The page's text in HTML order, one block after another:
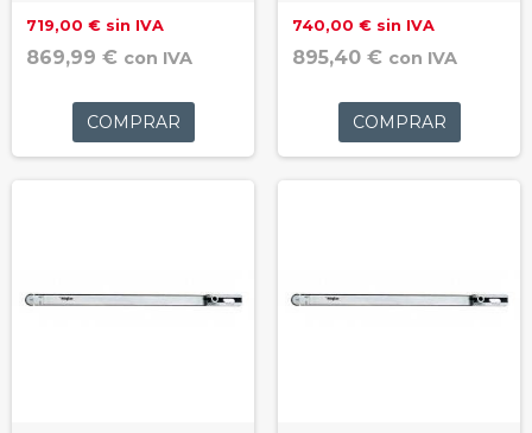
719,00 € sin IVA
869,99 € con IVA
COMPRAR
740,00 € sin IVA
895,40 € con IVA
COMPRAR